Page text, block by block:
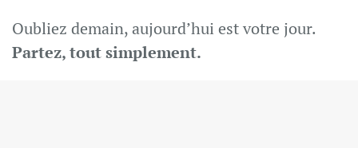
Oubliez demain, aujourd’hui est votre jour.
Partez, tout simplement.